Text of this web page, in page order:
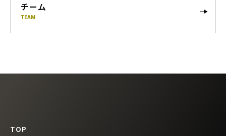
チーム
TEAM
TOP